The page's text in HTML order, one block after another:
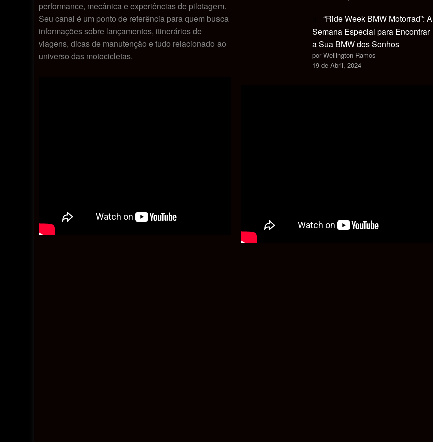
performance, mecânica e experiências de pilotagem.
Seu canal é um ponto de referência para quem busca
informações sobre lançamentos, itinerários de
viagens, dicas de manutenção e tudo relacionado ao
universo das motocicletas.
“Ride Week BMW Motorrad”: A
Semana Especial para Encontrar
a Sua BMW dos Sonhos
por Wellington Ramos
19 de Abril, 2024